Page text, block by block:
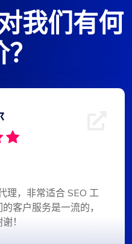
我们有何
理，非常适合 SEO 工
客户服务是一流的，
！